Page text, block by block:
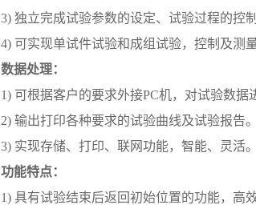
3) 独立完成试验参数的设定、试验过程的控
4) 可实现单试件试验和成组试验，控制及测
数据处理：
1) 可根据客户的要求外接PC机，对试验数据
2) 输出打印各种要求的试验曲线及试验报告。
3) 实现存储、打印、联网功能，智能、灵活。
功能特点：
1) 具有试验结束后返回初始位置的功能，高效